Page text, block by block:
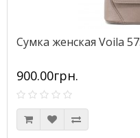
Сумка женская Voila
900.00грн.